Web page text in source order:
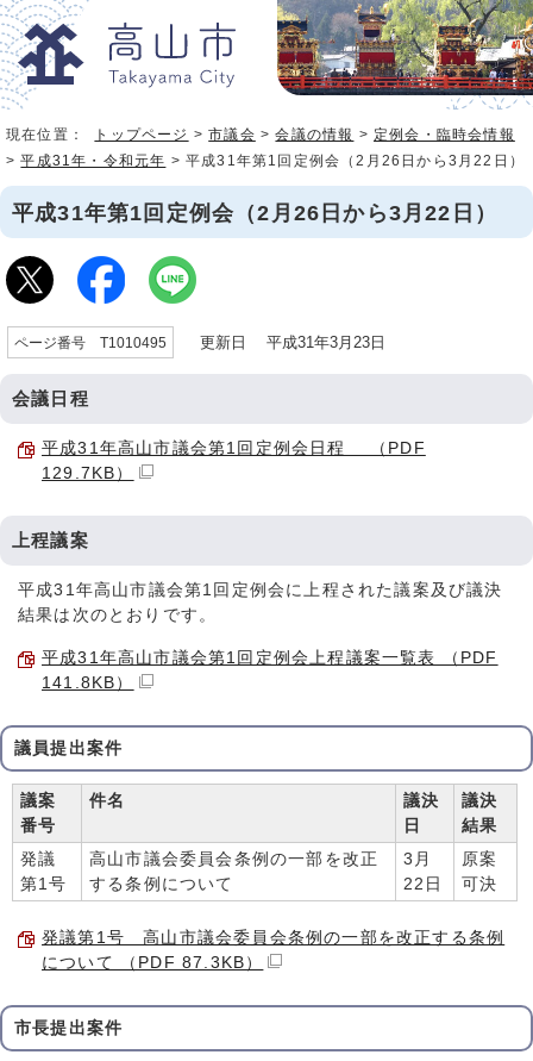
現在位置： トップページ >市議会 >会議の情報 > 定例会・臨時会情報
>平成31年・令和元年 > 平成31年第1回定例会（2月26日から3月22日）
平成31年第1回定例会（2月26日から3月22日）
ページ番号 T1010495 更新日 平成31年3月23日
会議日程
平成31年高山市議会第1回定例会日程 （PDF
129.7KB）
上程議案
平成31年高山市議会第1回定例会に上程された議案及び議決
結果は次のとおりです。
平成31年高山市議会第1回定例会上程議案一覧表 （PDF
141.8KB）
議員提出案件
議案
番号
件名
議決
日
議決
結果
発議
第1号
高山市議会委員会条例の一部を改正
する条例について
3月
22日
原案
可決
発議第1号 高山市議会委員会条例の一部を改正する条例
について （PDF 87.3KB）
市長提出案件